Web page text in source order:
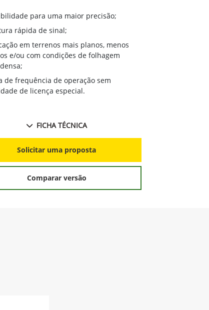
para uma maior precisão;
rápida de sinal;
em terrenos mais planos, menos
e/ou com condições de folhagem
de frequência de operação sem
de licença especial.
FICHA TÉCNICA
Solicitar uma proposta
Comparar versão